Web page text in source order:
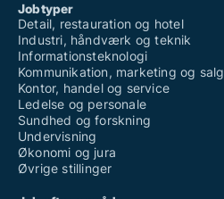
Jobtyper
Detail, restauration og hotel
Industri, håndværk og teknik
Informationsteknologi
Kommunikation, marketing og salg
Kontor, handel og service
Ledelse og personale
Sundhed og forskning
Undervisning
Økonomi og jura
Øvrige stillinger